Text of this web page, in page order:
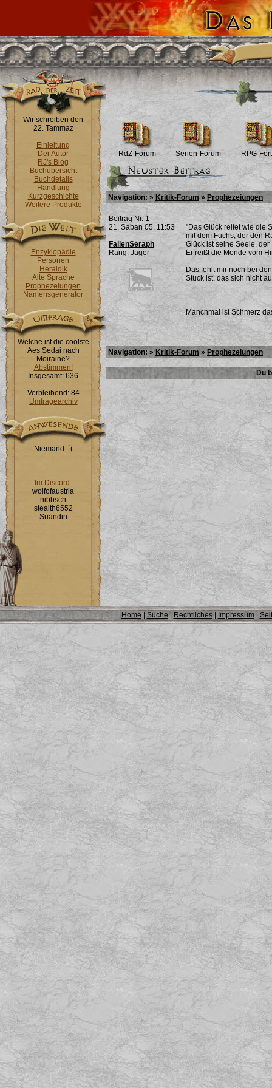
Wir schreiben den
22. Tammaz
Einleitung
Der Autor
RJ's Blog
Buchübersicht
Buchdetails
Handlung
Kurzgeschichte
Weitere Produkte
Enzyklopädie
Personen
Heraldik
Alte Sprache
Prophezeiungen
Namensgenerator
Welche ist die coolste
Aes Sedai nach
Moiraine?
Abstimmen!
Insgesamt: 636
Verbleibend: 84
Umfragearchiv
Niemand :`(
Im Discord:
wolfofaustria
nibbsch
stealth6552
Suandin
RdZ-Forum Serien-Forum RPG-
Navigation: » Kritik-Forum » Prophezeiungen
Beitrag Nr. 1
21. Saban 05, 11:53
FallenSeraph
Rang: Jäger
"Das Glück reitet wie die
mit dem Fuchs, der den
Glück ist seine Seele, der
Er reißt die Monde vom
Das fehlt mir noch bei
Stück ist, das sich nicht
---
Manchmal ist Schmerz
Navigation: » Kritik-Forum » Prophezeiungen
Du
Home| Suche | Rechtliches| Impressum|